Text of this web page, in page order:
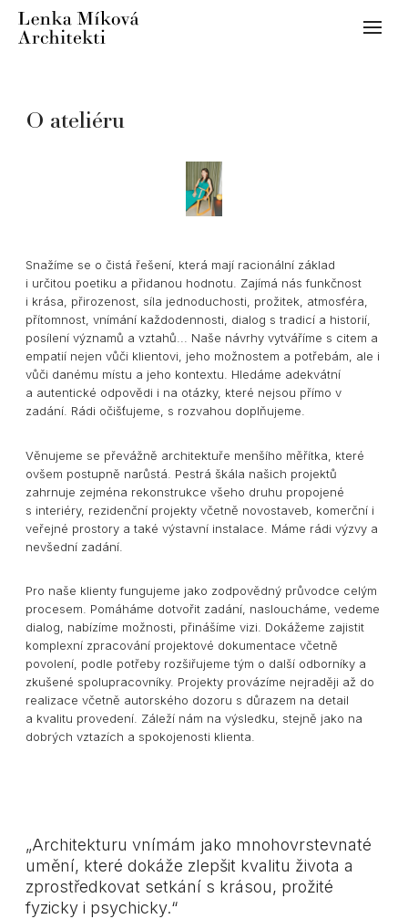
Menu
O ateliéru
Snažíme se o čistá řešení, která mají racionální základ
i určitou poetiku a přidanou hodnotu. Zajímá nás funkčnost
i krása, přirozenost, síla jednoduchosti, prožitek, atmosféra,
přítomnost, vnímání každodennosti, dialog s tradicí a historií,
posílení významů a vztahů... Naše návrhy vytváříme s citem a
empatií nejen vůči klientovi, jeho možnostem a potřebám, ale i
vůči danému místu a jeho kontextu. Hledáme adekvátní
a autentické odpovědi i na otázky, které nejsou přímo v
zadání. Rádi očišťujeme, s rozvahou doplňujeme.
Věnujeme se převážně architektuře menšího měřítka, které
ovšem postupně narůstá. Pestrá škála našich projektů
zahrnuje zejména rekonstrukce všeho druhu propojené
s interiéry, rezidenční projekty včetně novostaveb, komerční i
veřejné prostory a také výstavní instalace. Máme rádi výzvy a
nevšední zadání.
Pro naše klienty fungujeme jako zodpovědný průvodce celým
procesem. Pomáháme dotvořit zadání, nasloucháme, vedeme
dialog, nabízíme možnosti, přinášíme vizi. Dokážeme zajistit
komplexní zpracování projektové dokumentace včetně
povolení, podle potřeby rozšiřujeme tým o další odborníky a
zkušené spolupracovníky. Projekty provázíme nejraději až do
realizace včetně autorského dozoru s důrazem na detail
a kvalitu provedení. Záleží nám na výsledku, stejně jako na
dobrých vztazích a spokojenosti klienta.
„Architekturu vnímám jako mnohovrstevnaté
umění, které dokáže zlepšit kvalitu života a
zprostředkovat setkání s krásou, prožité
fyzicky i psychicky.“